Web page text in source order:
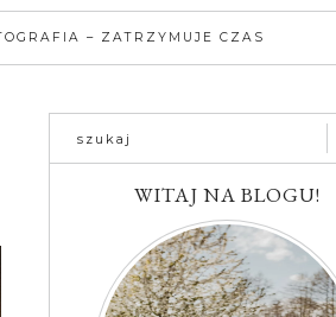
– ZATRZYMUJE CZAS
WITAJ NA BLOGU!